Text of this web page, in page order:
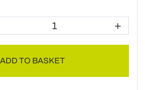
ADD TO BASKET